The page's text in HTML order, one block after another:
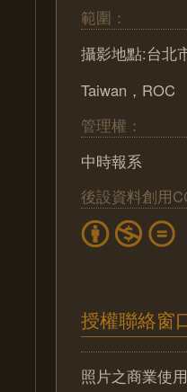
範圍：
攝影地點:台北
Taiwan，ROC
管理權：
中時報系
後設資料創用
授權聯絡窗
照片之商業使